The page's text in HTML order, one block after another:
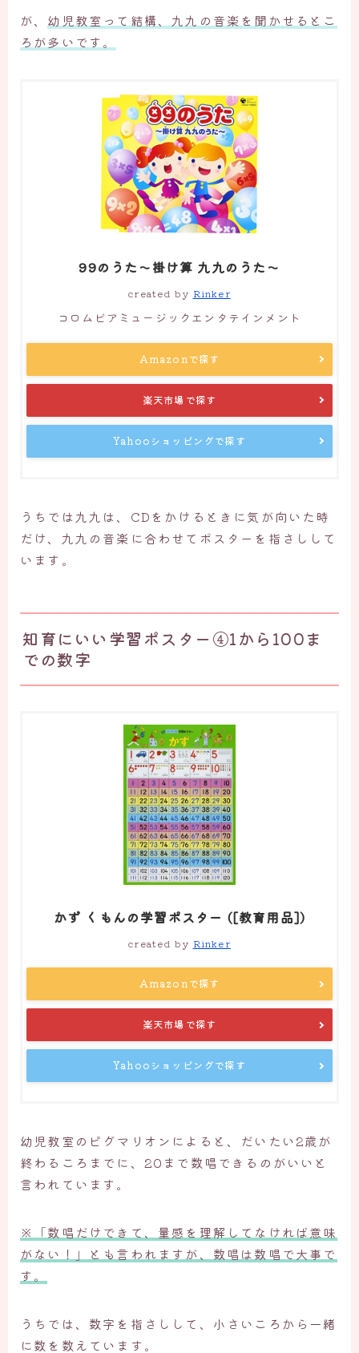
が、 幼児教室って結構、九九の音楽を聞かせるとこ
ろが多いです。
99のうた～掛け算 九九のうた～
created by Rinker
コロムビアミュージックエンタテインメント
Amazonで探す
楽天市場で探す
Yahooショッピングで探す
うちでは九九は、CDをかけるときに気が向いた時
だけ、九九の音楽に合わせてポスターを指さしして
います。
知育にいい学習ポスター④1から100ま
での数字
かず くもんの学習ポスター ([教育用品])
created by Rinker
Amazonで探す
楽天市場で探す
Yahooショッピングで探す
幼児教室のピグマリオンによると、だいたい2歳が
終わるころまでに、20まで数唱できるのがいいと
言われています。
※「数唱だけできて、量感を理解してなければ意味
がない！」とも言われますが、数唱は数唱で大事で
す。
うちでは、数字を指さしして、小さいころから一緒
に数を数えています。